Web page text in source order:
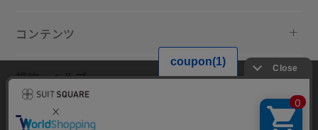
コンテンツ
規約・ヘルプ
当サイトでは利用体験の向上およびコンテンツの最適な提供、トラフィ
ックの分析を目的としてCookieを使用しています。サイトの閲覧を継続